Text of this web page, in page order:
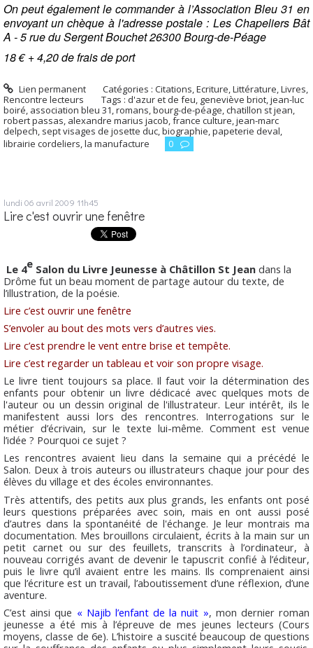
On peut également le commander à l’Association Bleu 31 en
envoyant un chèque à l'adresse postale : Les Chapeliers Bât
A - 5 rue du Sergent Bouchet 26300 Bourg-de-Péage
18 € + 4,20 de frais de port
Lien permanent Catégories :Citations,Ecriture,Littérature,Livres,
Rencontre lecteurs
Tags : d'azur et de feu, geneviève briot,jean-luc
boiré, association bleu 31,romans,bourg-de-péage,chatillon st jean,
robert passas, alexandre marius jacob,france culture,jean-marc
delpech, sept visages de josette duc,biographie,papeterie deval,
librairie cordeliers,la manufacture 0
lundi 06 avril 2009 11h45
Lire c'est ouvrir une fenêtre
Le 4e Salon du Livre Jeunesse à Châtillon St Jean dans la
Drôme fut un beau moment de partage autour du texte, de
l’illustration, de la poésie.
Lire c’est ouvrir une fenêtre
S’envoler au bout des mots vers d’autres vies.
Lire c’est prendre le vent entre brise et tempête.
Lire c’est regarder un tableau et voir son propre visage.
Le livre tient toujours sa place. Il faut voir la détermination des
enfants pour obtenir un livre dédicacé avec quelques mots de
l'auteur ou un dessin original de l'illustrateur. Leur intérêt, ils le
manifestent aussi lors des rencontres. Interrogations sur le
métier d’écrivain, sur le texte lui-même. Comment est venue
l’idée ? Pourquoi ce sujet ?
Les rencontres avaient lieu dans la semaine qui a précédé le
Salon. Deux à trois auteurs ou illustrateurs chaque jour pour des
élèves du village et des écoles environnantes.
Très attentifs, des petits aux plus grands, les enfants ont posé
leurs questions préparées avec soin, mais en ont aussi posé
d’autres dans la spontanéité de l'échange. Je leur montrais ma
documentation. Mes brouillons circulaient, écrits à la main sur un
petit carnet ou sur des feuillets, transcrits à l’ordinateur, à
nouveau corrigés avant de devenir le tapuscrit confié à l’éditeur,
puis le livre qu’il avaient entre les mains. Ils comprenaient ainsi
que l’écriture est un travail, l’aboutissement d’une réflexion, d’une
aventure.
C’est ainsi que « Najib l’enfant de la nuit », mon dernier roman
jeunesse a été mis à l’épreuve de mes jeunes lecteurs (Cours
moyens, classe de 6e). L’histoire a suscité beaucoup de questions